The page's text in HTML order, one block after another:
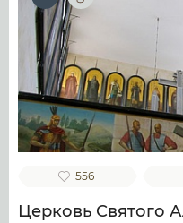
556
Церковь Святого